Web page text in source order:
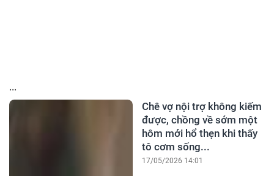
...
Chê vợ nội trợ không kiếm
được, chồng về sớm một
hôm mới hổ thẹn khi thấy
tô cơm sống...
17/05/2026 14:01